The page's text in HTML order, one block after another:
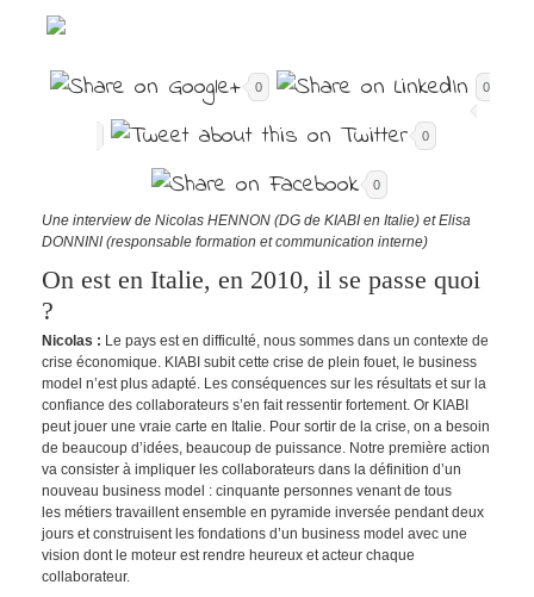
0 0
0
0
Une interview de Nicolas HENNON (DG de KIABI en Italie) et Elisa
DONNINI (responsable formation et communication interne)
On est en Italie, en 2010, il se passe quoi
?
Nicolas : Le pays est en difficulté, nous sommes dans un contexte de
crise économique. KIABI subit cette crise de plein fouet, le business
model n’est plus adapté. Les conséquences sur les résultats et sur la
confiance des collaborateurs s’en fait ressentir fortement. Or KIABI
peut jouer une vraie carte en Italie. Pour sortir de la crise, on a besoin
de beaucoup d’idées, beaucoup de puissance. Notre première action
va consister à impliquer les collaborateurs dans la définition d’un
nouveau business model : cinquante personnes venant de tous
les métiers travaillent ensemble en pyramide inversée pendant deux
jours et construisent les fondations d’un business model avec une
vision dont le moteur est rendre heureux et acteur chaque
collaborateur.